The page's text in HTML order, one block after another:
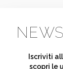
Iscriviti
scopri le